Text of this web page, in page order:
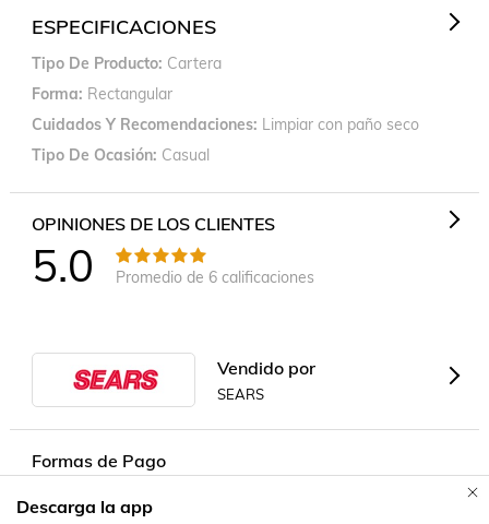
ESPECIFICACIONES
Tipo De Producto Cartera
Forma Rectangular
Cuidados Y Recomendaciones Limpiar con paño seco
Tipo De Ocasión Casual
OPINIONES DE LOS CLIENTES
5.0 Promedio de 6calificaciones
Vendido por
SEARS
Formas de Pago
Descarga la app